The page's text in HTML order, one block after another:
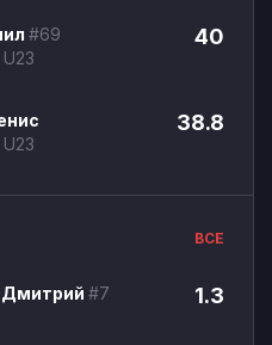
#69
U23
40
U23
38.8
ВСЕ
Дмитрий #7
1.3